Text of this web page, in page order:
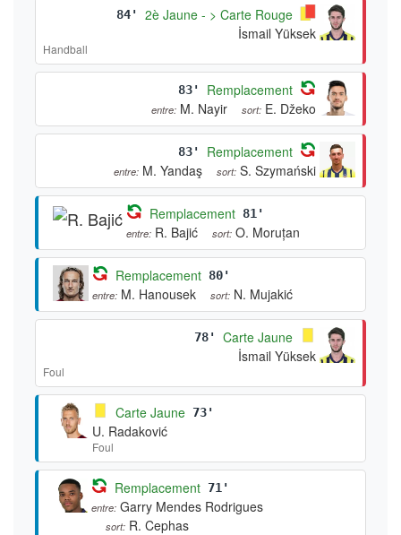
84'
2è Jaune - > Carte Rouge
İsmail Yüksek
Handball
83' Remplacement
entre: M. Nayir sort: E. Džeko
83' Remplacement
entre: M. Yandaş sort: S. Szymański
Remplacement 81'
entre: R. Bajić sort: O. Moruțan
Remplacement 80'
entre: M. Hanousek sort: N. Mujakić
78'
Carte Jaune
İsmail Yüksek
Foul
Carte Jaune 73'
U. Radaković
Foul
Remplacement 71'
entre: Garry Mendes Rodrigues
sort: R. Cephas